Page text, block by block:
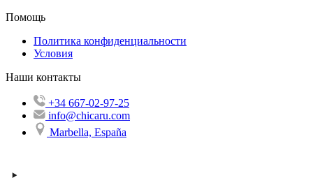
Помощь
Политика конфиденциальности
Условия
Наши контакты
+34 667-02-97-25
info@chicaru.com
Marbella, España